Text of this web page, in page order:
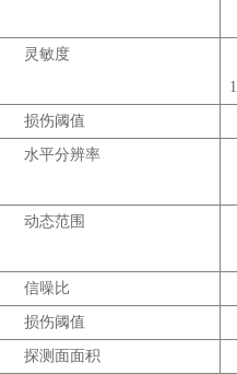
灵敏度
损伤阈值
水平分辨率
动态范围
信噪比
损伤阈值
探测面面积